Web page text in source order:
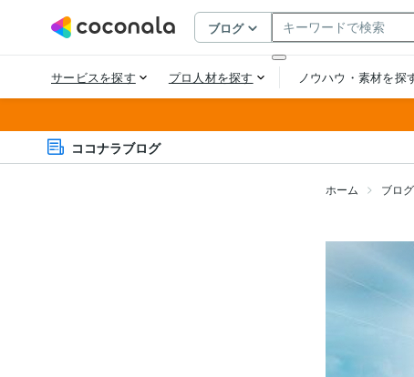
ココナラブログ
ホーム ブロ